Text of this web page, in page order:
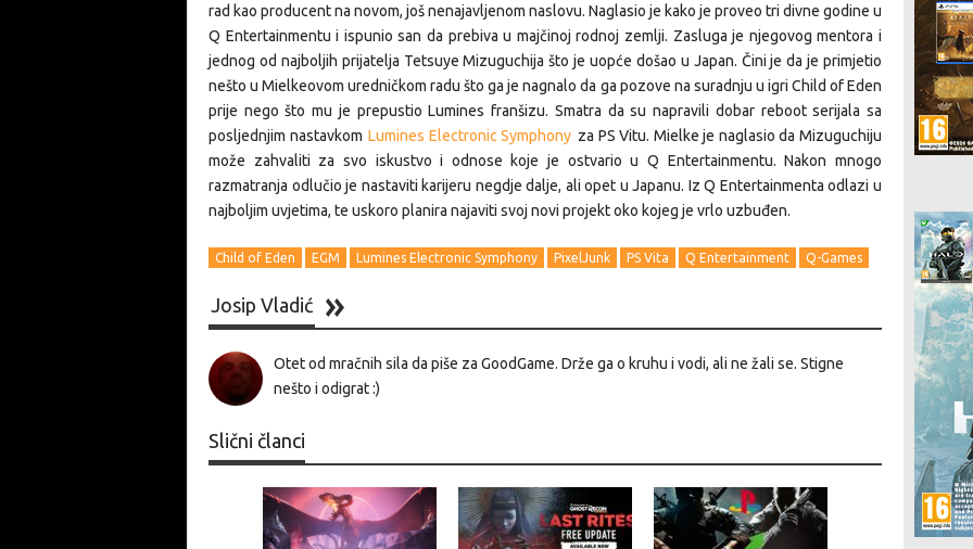
rad kao producent na novom, još nenajavljenom naslovu. Naglasio je kako je proveo tri divne godine u
Q Entertainmentu i ispunio san da prebiva u majčinoj rodnoj zemlji. Zasluga je njegovog mentora i
jednog od najboljih prijatelja Tetsuye Mizuguchija što je uopće došao u Japan. Čini je da je primjetio
nešto u Mielkeovom uredničkom radu što ga je nagnalo da ga pozove na suradnju u igri Child of Eden
prije nego što mu je prepustio Lumines franšizu. Smatra da su napravili dobar reboot serijala sa
posljednjim nastavkom Lumines Electronic Symphony za PS Vitu. Mielke je naglasio da Mizuguchiju
može zahvaliti za svo iskustvo i odnose koje je ostvario u Q Entertainmentu. Nakon mnogo
razmatranja odlučio je nastaviti karijeru negdje dalje, ali opet u Japanu. Iz Q Entertainmenta odlazi u
najboljim uvjetima, te uskoro planira najaviti svoj novi projekt oko kojeg je vrlo uzbuđen.
Child of Eden EGM Lumines Electronic Symphony PixelJunk PS Vita Q Entertainment Q-Games
Josip Vladić
Otet od mračnih sila da piše za GoodGame. Drže ga o kruhu i vodi, ali ne žali se. Stigne
nešto i odigrat :)
Slični članci